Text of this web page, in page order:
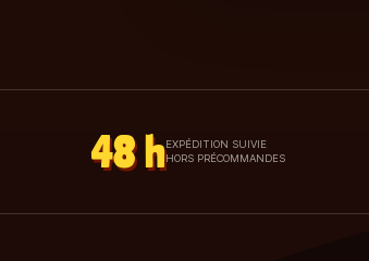
48 hEXPÉDITION SUIVIE
HORS PRÉCOMMANDES